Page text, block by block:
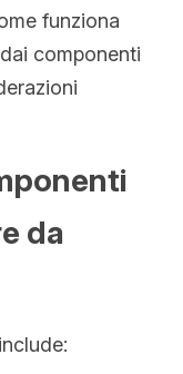
funziona
componenti
da